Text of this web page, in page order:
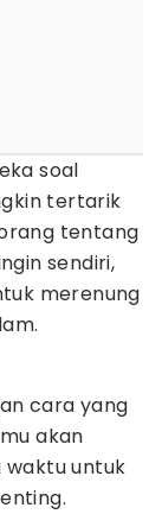
soal
tertarik
tentang
sendiri,
merenung
cara yang
akan
waktu untuk